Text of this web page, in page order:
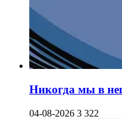
Никогда мы в
04-08-2026 3 322